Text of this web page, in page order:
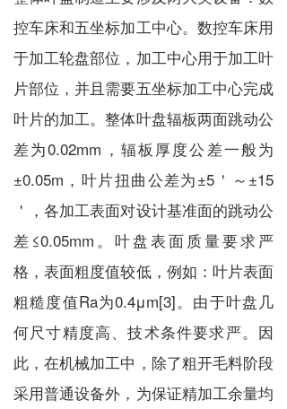
控车床和五坐标加工中心。数控车床用
于加工轮盘部位，加工中心用于加工叶
片部位，并且需要五坐标加工中心完成
叶片的加工。整体叶盘辐板两面跳动公
差为0.02mm，辐板厚度公差一般为
±0.05m，叶片扭曲公差为±5＇～±15
＇，各加工表面对设计基准面的跳动公
差≤0.05mm。叶盘表面质量要求严
格，表面粗度值较低，例如：叶片表面
粗糙度值Ra为0.4μm[3]。由于叶盘几
何尺寸精度高、技术条件要求严。因
此，在机械加工中，除了粗开毛料阶段
采用普通设备外，为保证精加工余量均